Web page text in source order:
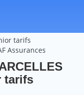
tarifs
Assurances
tarifs